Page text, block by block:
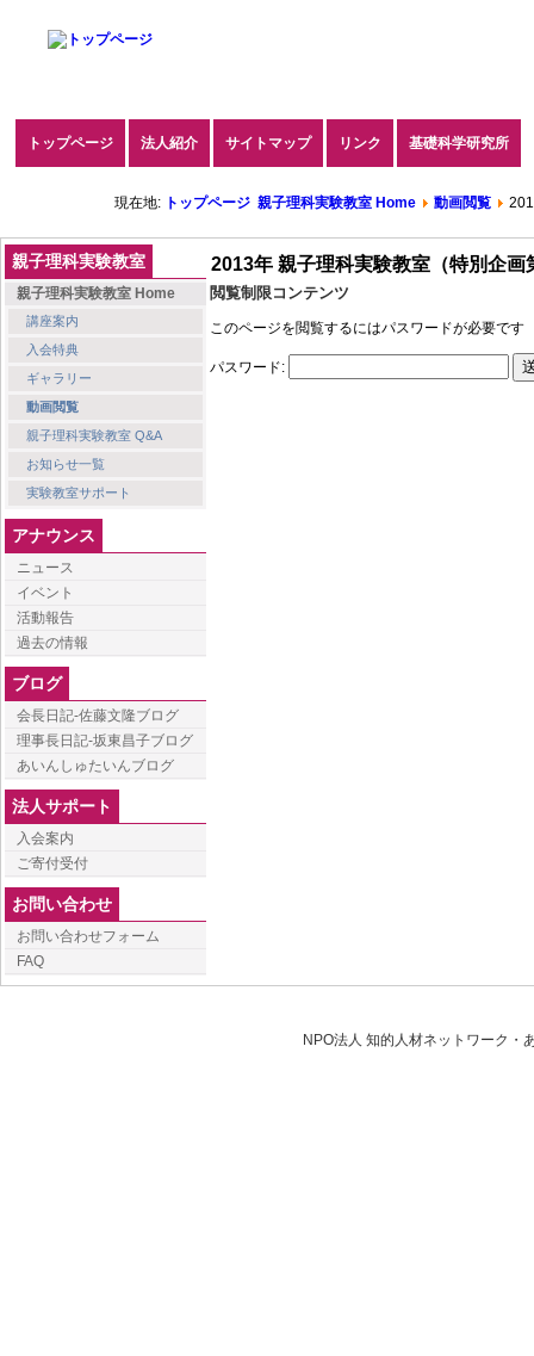
トップページ 法人紹介 サイトマップ リンク 基礎科学研究所
現在地: トップページ 親子理科実験教室 Home 動画閲覧
親子理科実験教室
親子理科実験教室 Home
講座案内
入会特典
ギャラリー
動画閲覧
親子理科実験教室 Q&A
お知らせ一覧
実験教室サポート
アナウンス
ニュース
イベント
活動報告
過去の情報
ブログ
会長日記-佐藤文隆ブログ
理事長日記-坂東昌子ブログ
あいんしゅたいんブログ
法人サポート
入会案内
ご寄付受付
お問い合わせ
お問い合わせフォーム
FAQ
2013年 親子理科実験教室（特別企
閲覧制限コンテンツ
このページを閲覧するにはパスワードが必要です
パスワード:
NPO法人 知的人材ネットワーク